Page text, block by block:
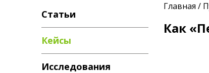
Главная /
Как
Статьи
Кейсы
Исследования